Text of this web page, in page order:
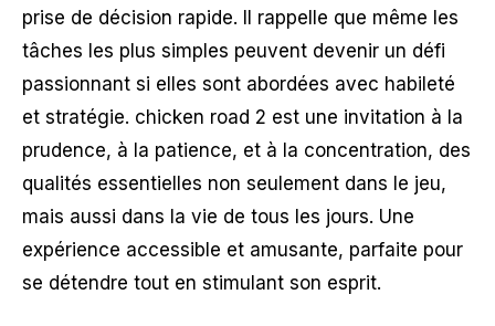
prise de décision rapide. Il rappelle que même les
tâches les plus simples peuvent devenir un défi
passionnant si elles sont abordées avec habileté
et stratégie. chicken road 2 est une invitation à la
prudence, à la patience, et à la concentration, des
qualités essentielles non seulement dans le jeu,
mais aussi dans la vie de tous les jours. Une
expérience accessible et amusante, parfaite pour
se détendre tout en stimulant son esprit.